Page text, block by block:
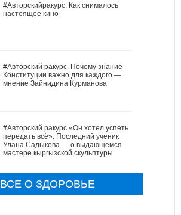
#Авторскийракурс. Как снималось
настоящее кино
#Авторский ракурс. Почему знание
Конституции важно для каждого —
мнение Зайнидина Курманова
#Авторский ракурс.«Он хотел успеть
передать всё». Последний ученик
Улана Садыкова — о выдающемся
мастере кыргызской скульптуры
ВСЕ О ЗДОРОВЬЕ